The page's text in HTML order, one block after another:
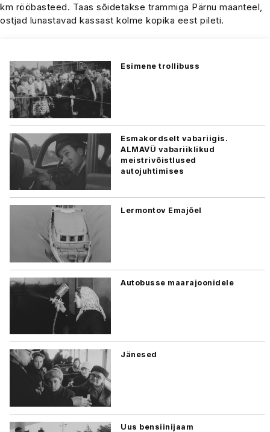
km rööbasteed. Taas sõidetakse trammiga Pärnu maanteel,
ostjad lunastavad kassast kolme kopika eest pileti.
Esimene trollibuss
Esmakordselt vabariigis.
ALMAVÜ vabariiklikud
meistrivõistlused
autojuhtimises
Lermontov Emajõel
Autobusse maarajoonidele
Jänesed
Uus bensiinijaam